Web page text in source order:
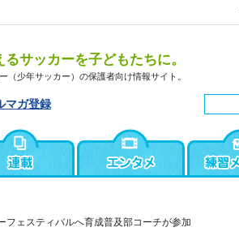
るサッカーを子どもたちに。
（少年サッカー）の保護者向け情報サイト。
マガ登録
フェスティバルへ育成普及部コーチが参加